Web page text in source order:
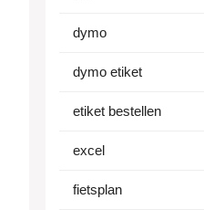
dymo
dymo etiket
etiket bestellen
excel
fietsplan